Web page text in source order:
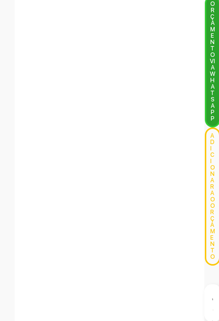
O
R
Ç
A
M
E
N
T
O
VI
A
W
H
A
T
S
A
P
P
A
D
C
O
N
A
R
A
O
O
R
Ç
A
M
E
N
T
O